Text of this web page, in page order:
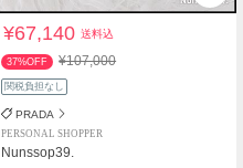
¥67,140送料込
37%OFF ¥107,000
関税負担なし
PRADA
PERSONAL SHOPPER
Nunssop39.